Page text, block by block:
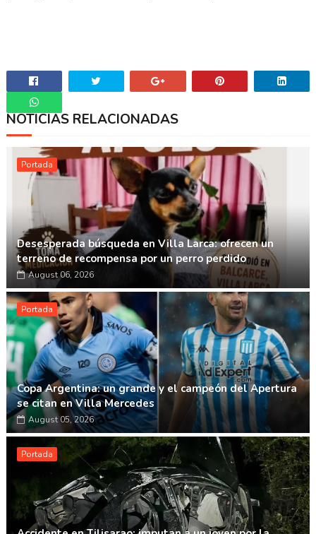
Whatsapp
NOTICIAS RELACIONADAS
Portada
Desesperada búsqueda en Villa Larca: ofrecen un
terreno de recompensa por un perro perdido
August 06, 2026
Portada
Copa Argentina: un grande y el campeón del Apertura
se citan en Villa Mercedes
August 05, 2026
Portada